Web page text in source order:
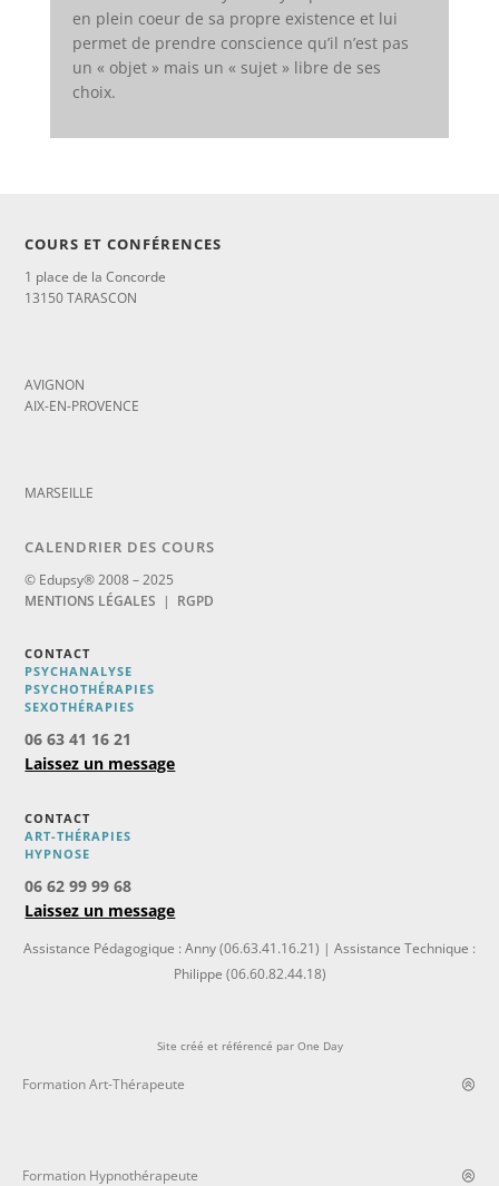
en plein coeur de sa propre existence et lui
permet de prendre conscience qu’il n’est pas
un « objet » mais un « sujet » libre de ses
choix.
COURS ET CONFÉRENCES
1 place de la Concorde
13150 TARASCON
AVIGNON
AIX-EN-PROVENCE
MARSEILLE
CALENDRIER DES COURS
© Edupsy® 2008 – 2025
MENTIONS LÉGALES | RGPD
CONTACT
PSYCHANALYSE
PSYCHOTHÉRAPIES
SEXOTHÉRAPIES
06 63 41 16 21
Laissez un message
CONTACT
ART-THÉRAPIES
HYPNOSE
06 62 99 99 68
Laissez un message
Assistance Pédagogique : Anny (06.63.41.16.21) | Assistance Technique :
Philippe (06.60.82.44.18)
Site créé et référencé par One Day
Formation Art-Thérapeute
Formation Hypnothérapeute